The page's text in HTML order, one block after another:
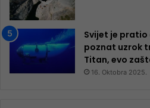
Svijet je pratio
poznat uzrok
Titan, evo
16. Oktobra 2025.